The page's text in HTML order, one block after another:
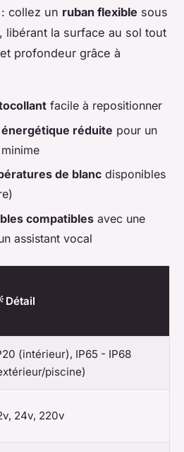
collez un ruban flexible sous
libérant la surface au sol tout
profondeur grâce à
facile à repositionner
réduite pour un
de blanc disponibles
compatibles avec une
assistant vocal
Détail
(intérieur), IP65 - IP68
piscine)
24v, 220v